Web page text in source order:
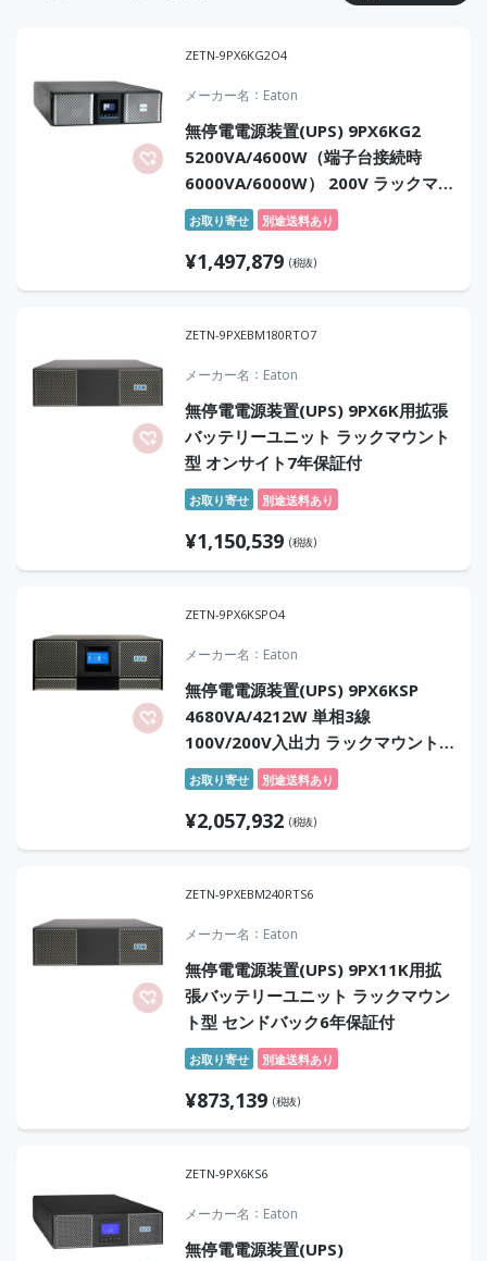
ZETN-9PX6KG2O4
メーカー名 Eaton
無停電電源装置(UPS) 9PX6KG2
5200VA/4600W（端子台接続時
6000VA/6000W） 200V ラックマウ
ント型 常時インバータ方式 正弦波
オンサイト4年保証付
お取り寄せ 別途送料あり
¥1,497,879 (税抜)
ZETN-9PXEBM180RTO7
メーカー名 Eaton
無停電電源装置(UPS) 9PX6K用拡張
バッテリーユニット ラックマウント
型 オンサイト7年保証付
お取り寄せ 別途送料あり
¥1,150,539 (税抜)
ZETN-9PX6KSPO4
メーカー名 Eaton
無停電電源装置(UPS) 9PX6KSP
4680VA/4212W 単相3線
100V/200V入出力 ラックマウント
型 常時インバータ方式 正弦波 オン
サイト4年保証付
お取り寄せ 別途送料あり
¥2,057,932 (税抜)
ZETN-9PXEBM240RTS6
メーカー名 Eaton
無停電電源装置(UPS) 9PX11K用拡
張バッテリーユニット ラックマウン
ト型 センドバック6年保証付
お取り寄せ 別途送料あり
¥873,139 (税抜)
ZETN-9PX6KS6
メーカー名 Eaton
無停電電源装置(UPS)